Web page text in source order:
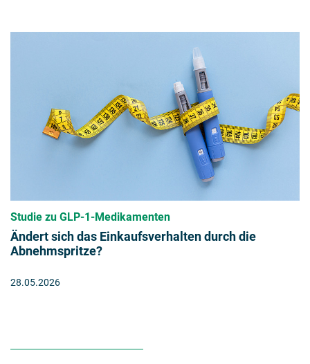
Studie zu GLP-1-Medikamenten
Ändert sich das Einkaufsverhalten durch die
Abnehmspritze?
28.05.2026